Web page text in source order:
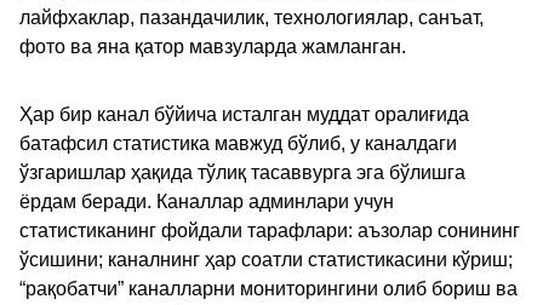
лайфхаклар, пазандачилик, технологиялар, санъат,
фото ва яна қатор мавзуларда жамланган.
Ҳар бир канал бўйича исталган муддат оралиғида
батафсил статистика мавжуд бўлиб, у каналдаги
ўзгаришлар ҳақида тўлиқ тасаввурга эга бўлишга
ёрдам беради. Каналлар админлари учун
статистиканинг фойдали тарафлари: аъзолар сонининг
ўсишини; каналнинг ҳар соатли статистикасини кўриш;
“рақобатчи” каналларни мониторингини олиб бориш ва